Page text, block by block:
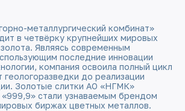
металлургический комбинат»
в четвёрку крупнейших мировых
Являясь современным
последние инновации
компания освоила полный цикл
геологоразведки до реализации
Золотые слитки АО «НГМК»
стали узнаваемым брендом
биржах цветных металлов.